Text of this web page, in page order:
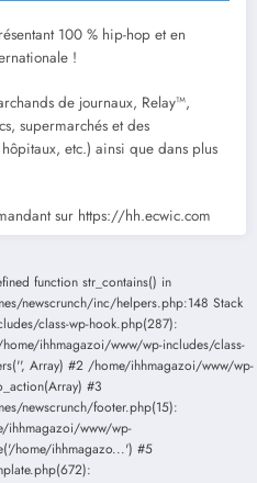
100 % hip-hop et en
!
de journaux, Relay™,
supermarchés et des
etc.) ainsi que dans plus
sur https://hh.ecwic.com
function str_contains() in
newscrunch/inc/helpers.php:148 Stack
class-wp-hook.php(287):
ihhmagazoi/www/wp-includes/class-
Array) #2 /home/ihhmagazoi/www/wp-
#3
newscrunch/footer.php(15):
ihhmagazoi/www/wp-
home/ihhmagazo...') #5